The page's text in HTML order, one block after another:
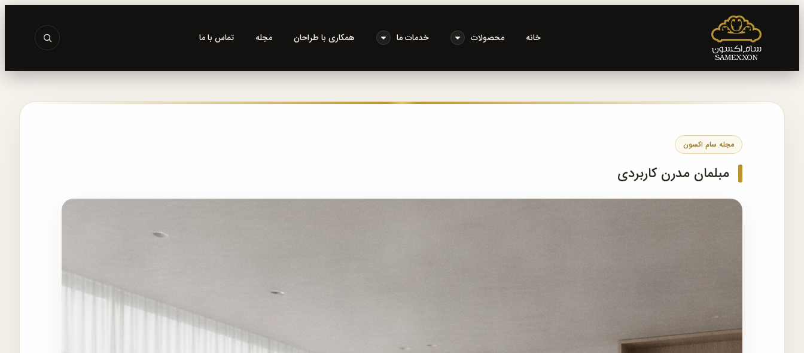
خانه محصولات خدمات ما همکاری با طراحان مجله تماس با ما
مبلمان مدرن کاربردی